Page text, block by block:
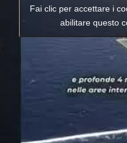
Fai clic per accettare i
abilitare questo